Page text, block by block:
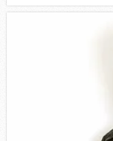
Çerezlere ilişkin
vasıtasıyla
için Ayarlar
ziyaret
6698 sayılı Kişisel
hazırlanmış
ilgili mevzuata
sorgulanıyor!